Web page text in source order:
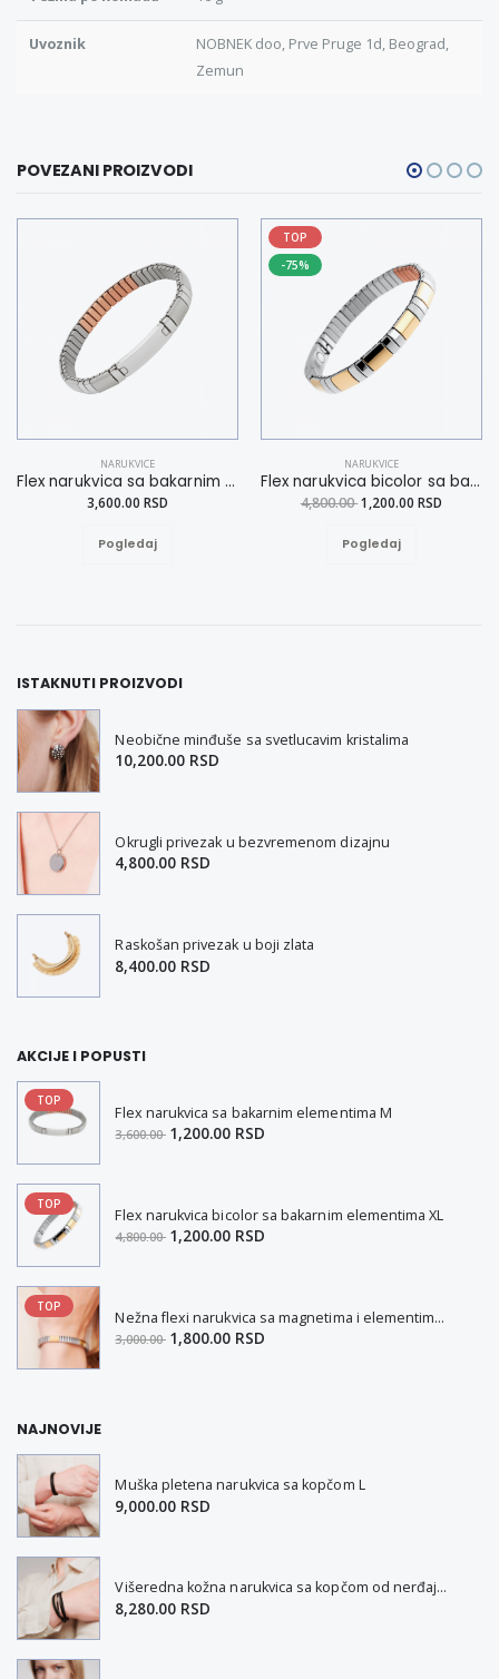
Uvoznik
NOBNEK doo, Prve Pruge 1d, Beograd,
Zemun
POVEZANI PROIZVODI
NARUKVICE
Flex narukvica sa bakarnim elementima L
3,600.00 RSD
Pogledaj
TOP
-75%
NARUKVICE
Flex narukvica bicolor sa bakarnim elementima XL
4,800.001,200.00 RSD
Pogledaj
ISTAKNUTI PROIZVODI
Neobične minđuše sa svetlucavim kristalima
10,200.00 RSD
Okrugli privezak u bezvremenom dizajnu
4,800.00 RSD
Raskošan privezak u boji zlata
8,400.00 RSD
AKCIJE I POPUSTI
TOP
Flex narukvica sa bakarnim elementima M
3,600.00 1,200.00 RSD
TOP
Flex narukvica bicolor sa bakarnim elementima XL
4,800.00 1,200.00 RSD
TOP
Nežna flexi narukvica sa magnetima i elementima u boji zlata i bakrom M
3,000.00 1,800.00 RSD
NAJNOVIJE
Muška pletena narukvica sa kopčom L
9,000.00 RSD
Višeredna kožna narukvica sa kopčom od nerđajućeg čelika L-XL
8,280.00 RSD